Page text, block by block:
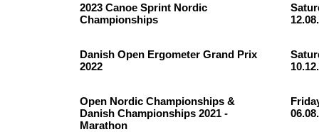
2023 Canoe Sprint Nordic
Championships
Danish Open Ergometer Grand Prix
2022
Open Nordic Championships &
Danish Championships 2021 -
Marathon